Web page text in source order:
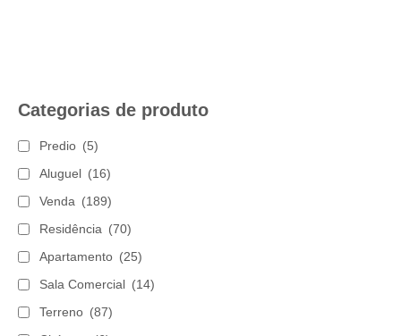
Categorias de produto
Predio (5)
Aluguel (16)
Venda (189)
Residência (70)
Apartamento (25)
Sala Comercial (14)
Terreno (87)